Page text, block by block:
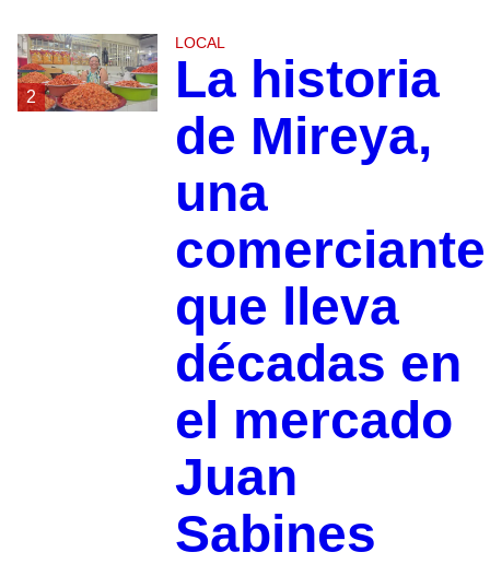
2
LOCAL
La historia
de Mireya,
una
comerciante
que lleva
décadas en
el mercado
Juan
Sabines